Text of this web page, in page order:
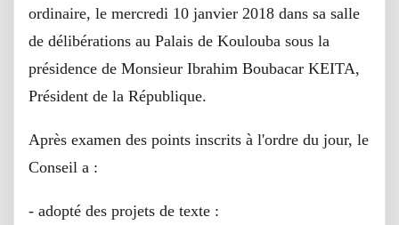
ordinaire, le mercredi 10 janvier 2018 dans sa salle
de délibérations au Palais de Koulouba sous la
présidence de Monsieur Ibrahim Boubacar KEITA,
Président de la République.
Après examen des points inscrits à l'ordre du jour, le
Conseil a :
- adopté des projets de texte :